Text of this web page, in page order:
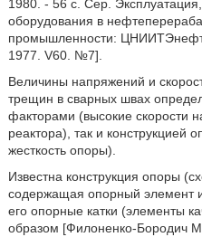
1980. - 56 с. Сер.
оборудования в
промышленности:
1977. V60. №7].
Величины напряжений и
трещин в сварных швах
факторами (высокие скорости
реактора), так и конструкцией
жесткость опоры).
Известна конструкция опоры
содержащая опорный элемент
его опорные катки (элементы
образом [Филоненко-Бородич